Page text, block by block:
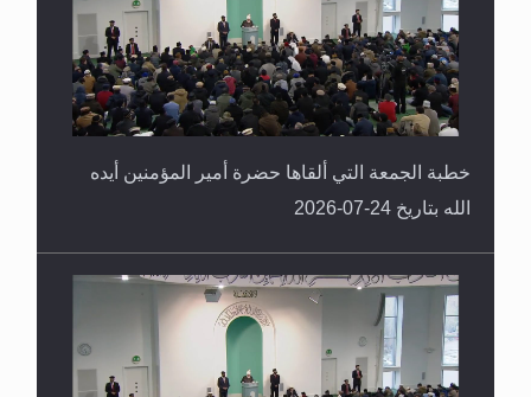
خطبة الجمعة التي ألقاها حضرة أمير المؤمنين أيده
الله بتاريخ 24-07-2026